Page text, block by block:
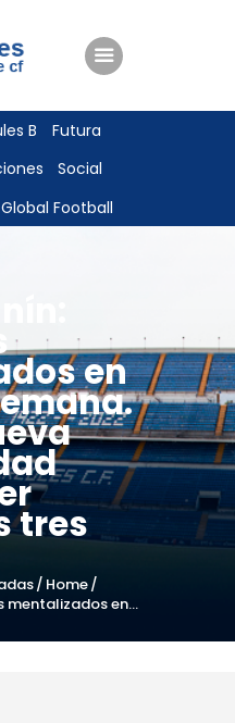
B
Futura
Social
Global Football
en
tres
Home
mentalizados en...